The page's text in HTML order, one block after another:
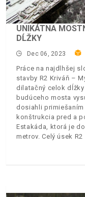
UNIKÁTNA
DĹŽKY
Dec 06, 2023
Práce na najdlhšej
stavby R2 Kriváň –
dilatačný celok
budúceho mosta
dosiahli
konštrukcia pred a
Estakáda, ktorá je
metrov. Celý úsek